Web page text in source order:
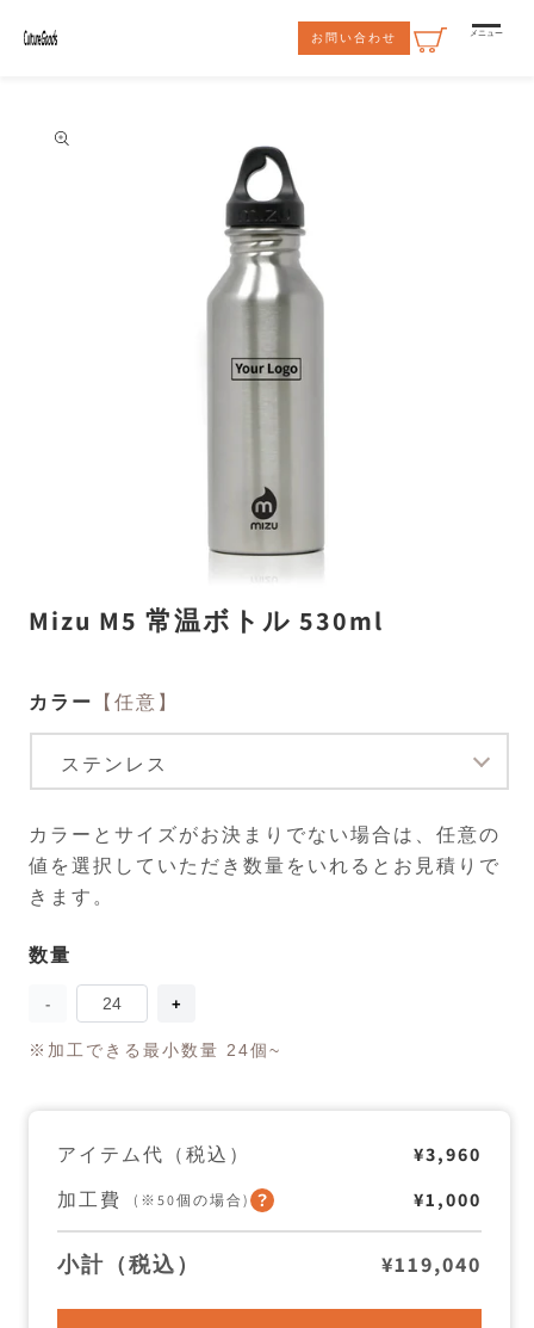
ンツに
進む
お問い合わせ メニュー
報にス
キップ
ー
メ
デ
(1)
開
く
Mizu M5 常温ボトル 530ml
カラー 【任意】
カラーとサイズがお決まりでない場合は、任意の
値を選択していただき数量をいれるとお見積りで
きます。
数
数量
Mizu
常
ト
530ml
数
を
減
Mizu
常
ト
530ml
数
を
増
や
※加工できる最小数量 24個~
アイテム代（税込）
¥3,960
加工費
(※50個の場合) ¥1,000
小計（税込） ¥119,040